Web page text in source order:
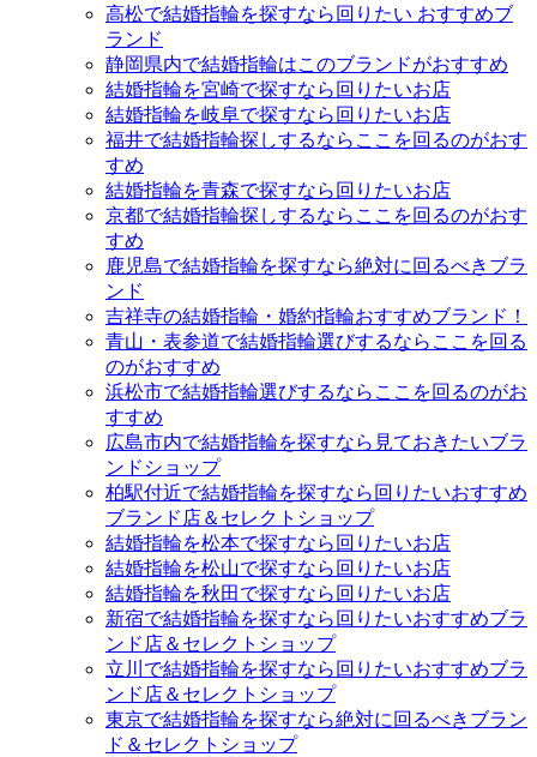
高松で結婚指輪を探すなら回りたい おすすめブ
ランド
静岡県内で結婚指輪はこのブランドがおすすめ
結婚指輪を宮崎で探すなら回りたいお店
結婚指輪を岐阜で探すなら回りたいお店
福井で結婚指輪探しするならここを回るのがおす
すめ
結婚指輪を青森で探すなら回りたいお店
京都で結婚指輪探しするならここを回るのがおす
すめ
鹿児島で結婚指輪を探すなら絶対に回るべきブラ
ンド
吉祥寺の結婚指輪・婚約指輪おすすめブランド！
青山・表参道で結婚指輪選びするならここを回る
のがおすすめ
浜松市で結婚指輪選びするならここを回るのがお
すすめ
広島市内で結婚指輪を探すなら見ておきたいブラ
ンドショップ
柏駅付近で結婚指輪を探すなら回りたいおすすめ
ブランド店＆セレクトショップ
結婚指輪を松本で探すなら回りたいお店
結婚指輪を松山で探すなら回りたいお店
結婚指輪を秋田で探すなら回りたいお店
新宿で結婚指輪を探すなら回りたいおすすめブラ
ンド店＆セレクトショップ
立川で結婚指輪を探すなら回りたいおすすめブラ
ンド店＆セレクトショップ
東京で結婚指輪を探すなら絶対に回るべきブラン
ド＆セレクトショップ